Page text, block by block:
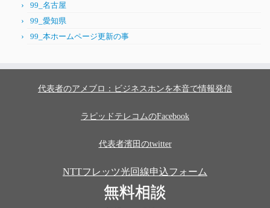
99_名古屋
99_愛知県
99_本ホームページ更新の事
代表者のアメブロ：ビジネスホンを本音で情報発信
ラピッドテレコムのFacebook
代表者濱田のtwitter
NTTフレッツ光回線申込フォーム
無料相談